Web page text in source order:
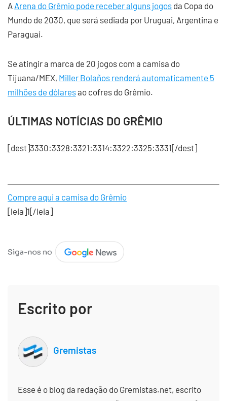
A Arena do Grêmio pode receber alguns jogos da Copa do
Mundo de 2030, que será sediada por Uruguai, Argentina e
Paraguai.
Se atingir a marca de 20 jogos com a camisa do
Tijuana/MEX, Miller Bolaños renderá automaticamente 5
milhões de dólaresao cofres do Grêmio.
ÚLTIMAS NOTÍCIAS DO GRÊMIO
[dest]3330:3328:3321:3314:3322:3325:3331[/dest]
Compre aqui a camisa do Grêmio
[leia]1[/leia]
Escrito por
Gremistas
Esse é o blog da redação do Gremistas.net, escrito